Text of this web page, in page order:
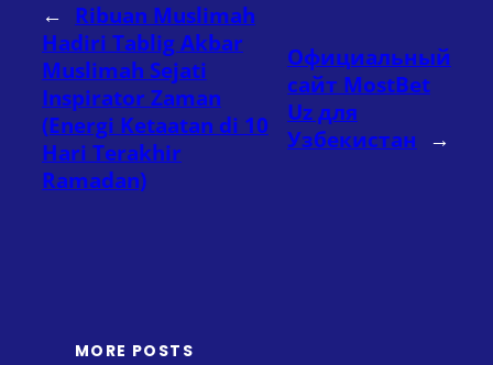
← Ribuan Muslimah
Hadiri Tablig Akbar
Muslimah Sejati
Inspirator Zaman
(Energi Ketaatan di 10
Hari Terakhir
Ramadan)
Официальный
сайт MostBet
Uz для
Узбекистан
→
MORE POSTS